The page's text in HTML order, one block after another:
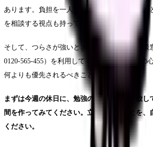
あります。負担を一人で抱えず、職場の仕組み
を相談する視点も持ってください。
そして、つらさが強いときは、無理をせず相談
0120-565-455）を利用してください。あなたの
何よりも優先されるべきことです。
まずは今週の休日に、勉強の予定を一つ手放し
間を作ってみてください。立ち止まることを、
ください。